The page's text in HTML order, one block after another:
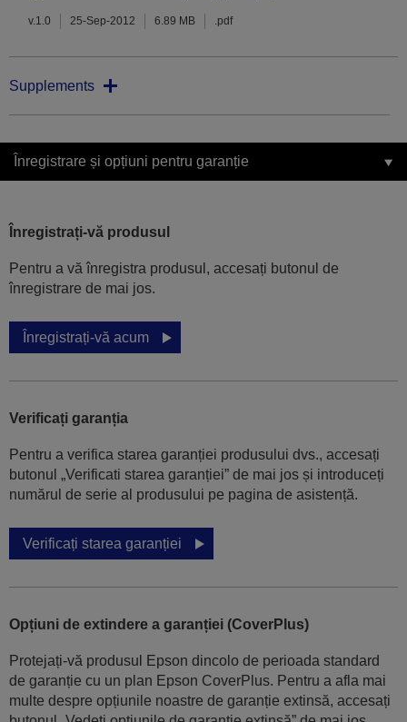
v.1.0 25-Sep-2012 6.89 MB .pdf
Supplements
Înregistrare și opțiuni pentru garanție
Înregistrați-vă produsul
Pentru a vă înregistra produsul, accesați butonul de
înregistrare de mai jos.
Înregistrați-vă acum
Verificați garanția
Pentru a verifica starea garanției produsului dvs., accesați
butonul „Verificati starea garanției” de mai jos și introduceți
numărul de serie al produsului pe pagina de asistență.
Verificați starea garanției
Opțiuni de extindere a garanției (CoverPlus)
Protejați-vă produsul Epson dincolo de perioada standard
de garanție cu un plan Epson CoverPlus. Pentru a afla mai
multe despre opțiunile noastre de garanție extinsă, accesați